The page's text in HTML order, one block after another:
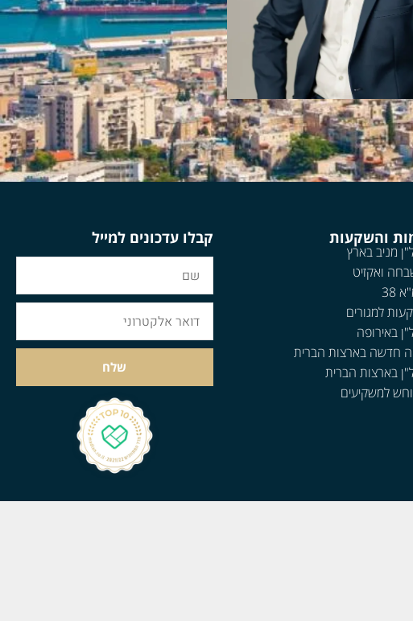
והשקעות
מניב בארץ
ואקזיט
38
למגורים
באירופה
חדשה בארצות הברית
בארצות הברית
למשקיעים
קבלו עדכונים למייל
שלח